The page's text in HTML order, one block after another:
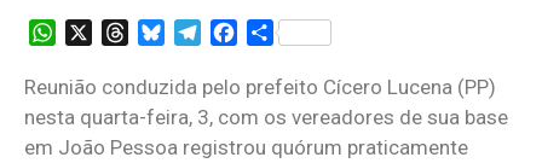
WhatsAppThreadsBlueskyTelegramFacebook
Share
Reunião conduzida pelo prefeito Cícero Lucena (PP)
nesta quarta-feira, 3, com os vereadores de sua base
em João Pessoa registrou quórum praticamente